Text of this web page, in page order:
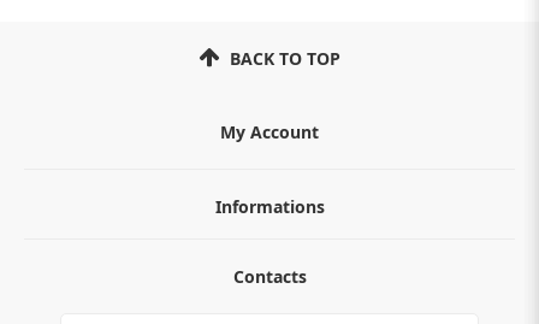
BACK TO TOP
My Account
Informations
TERMS AND CONDITIONS
Contacts